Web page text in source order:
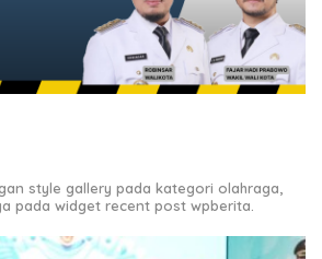
style gallery pada kategori olahraga,
pada widget recent post wpberita.